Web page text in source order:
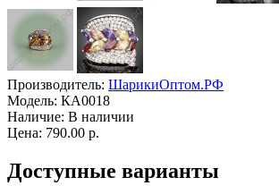
Производитель: ШарикиОптом.РФ
Модель: КА0018
Наличие: В наличии
Цена: 790.00 р.
Доступные варианты